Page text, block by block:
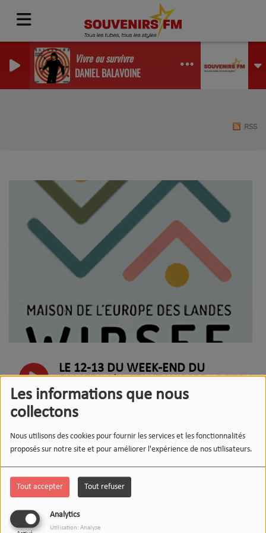
Les informations que nous
collectons
Nous utilisons des cookies pour fournir les services et les fonctionnalités
proposés sur notre site et pour améliorer l'expérience de nos utilisateurs.
Tout accepter Tout refuser
Analytics
Utilisation: Analyse
Vivre ou survivre
DANIEL BALAVOINE
RSS
LE 12-13 DU WEEK-END DU
SAMEDI, L'INSTANT WIPSEE : DETOX
NUMERIQUE
VENDREDI 31 JUILLET 2026-
DREAMBIRD, DUO MUSICAL
JEUDI 30 JUILLET 2026-FAMILLES
RURALES, FEDERATION DES LANDES